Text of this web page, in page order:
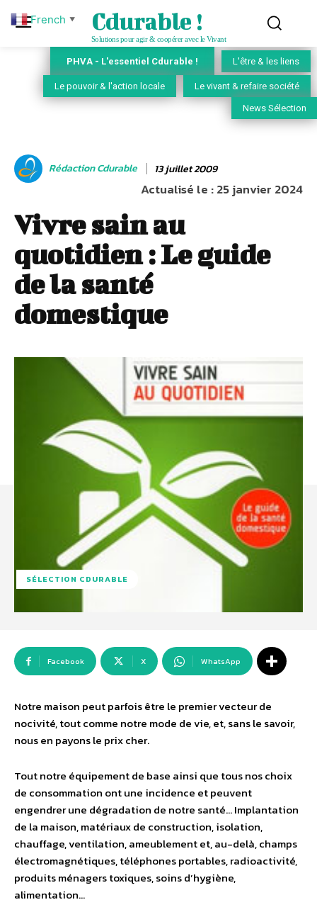
Cdurable !
Solutions pour agir & coopérer avec le Vivant
PHVA - L'essentiel Cdurable ! L'être & les liens
Le pouvoir & l'action locale Le vivant & refaire société
News Sélection
Rédaction Cdurable 13 juillet 2009
Actualisé le :25 janvier 2024
Vivre sain au
quotidien : Le guide
de la santé
domestique
SÉLECTION CDURABLE
Facebook X WhatsApp
Notre maison peut parfois être le premier vecteur de
nocivité, tout comme notre mode de vie, et, sans le savoir,
nous en payons le prix cher.
Tout notre équipement de base ainsi que tous nos choix
de consommation ont une incidence et peuvent
engendrer une dégradation de notre santé… Implantation
de la maison, matériaux de construction, isolation,
chauffage, ventilation, ameublement et, au-delà, champs
électromagnétiques, téléphones portables, radioactivité,
produits ménagers toxiques, soins d’hygiène,
alimentation…
French ▼